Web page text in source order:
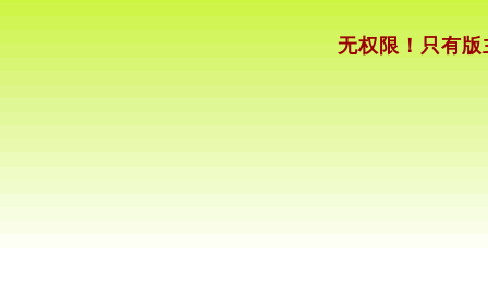
无权限！只有